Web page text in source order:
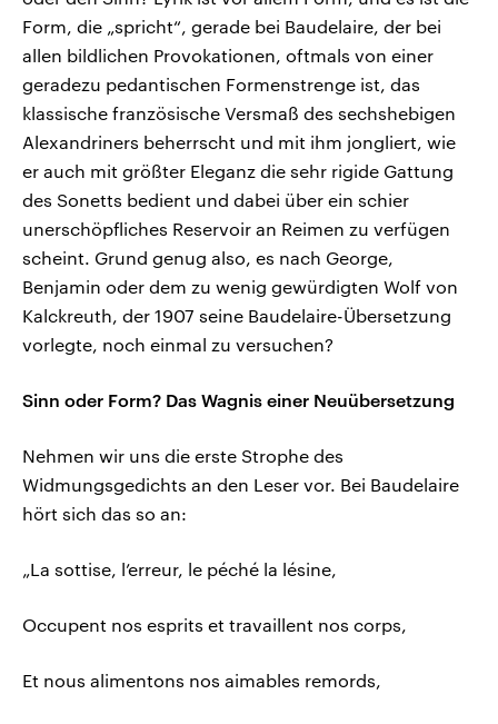
Form, die „spricht“, gerade bei Baudelaire, der bei
allen bildlichen Provokationen, oftmals von einer
geradezu pedantischen Formenstrenge ist, das
klassische französische Versmaß des sechshebigen
Alexandriners beherrscht und mit ihm jongliert, wie
er auch mit größter Eleganz die sehr rigide Gattung
des Sonetts bedient und dabei über ein schier
unerschöpfliches Reservoir an Reimen zu verfügen
scheint. Grund genug also, es nach George,
Benjamin oder dem zu wenig gewürdigten Wolf von
Kalckreuth, der 1907 seine Baudelaire-Übersetzung
vorlegte, noch einmal zu versuchen?
Sinn oder Form? Das Wagnis einer Neuübersetzung
Nehmen wir uns die erste Strophe des
Widmungsgedichts an den Leser vor. Bei Baudelaire
hört sich das so an:
„La sottise, l’erreur, le péché la lésine,
Occupent nos esprits et travaillent nos corps,
Et nous alimentons nos aimables remords,